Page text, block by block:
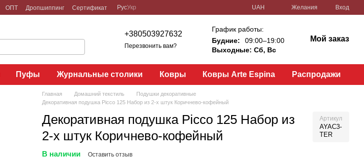
ОПТ Дропшиппинг Сертификат РусУкр UAH Желания Вход
+380503927632
Перезвонить вам?
График работы:
Будние:
09:00–19:00
Выходные: Сб, Вс
Мой заказ
Пуфы Журнальные столики Ковры Ковры Arte Espina Распродажи
Главная Домашний текстиль
Подушки декоративные
Декоративная подушка Picco 125 Набор из 2-х штук Коричнево-кофейный
Декоративная подушка Picco 125 Набор из
2-х штук Коричнево-кофейный
Артикул
AYAC3-
TER
В наличии Оставить отзыв